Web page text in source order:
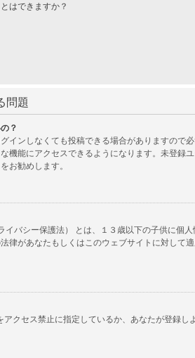
はできますか？
問題
？
インしなくても投稿できる場合がありますので
機能にアクセスできるようになります。未登録
お勧めします。
イバシー保護法） とは、１３歳以下の子供に個
律があなたもしくはこのウェブサイトに対して
アクセス禁止に指定しているか、あなたが登録